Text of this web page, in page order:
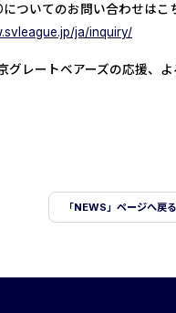
についてのお問い合わせはこ
ja/inquiry/
グレートベアーズの応援、
「NEWS」ページへ戻る